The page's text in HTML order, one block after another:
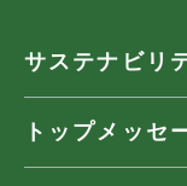
サステナビリ
トップメッセ